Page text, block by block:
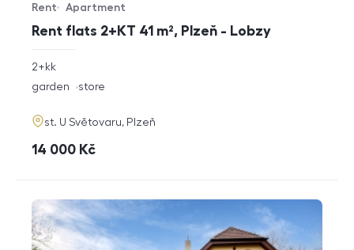
Rent flats 2+KT 41 m², Plzeň - Lobzy
Offer type
Rent
Property type
Apartment
rozměry
2+kk
funkce
garden store
adresa
st. U Světovaru, Plzeň
cena
14 000 Kč